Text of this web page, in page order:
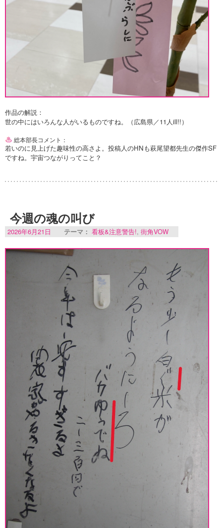
作品の解説：
世の中にはいろんな人がいるものですね。（広島県／11人ill!!）
総本部長コメント：
若いのに見上げた趣味性の高さよ。投稿人のHNも萩尾望都先生の傑作SF
ですね。宇宙つながりってこと？
今週の魂の叫び
2026年6月21日 テーマ： 看板&注意警告!, 街角VOW